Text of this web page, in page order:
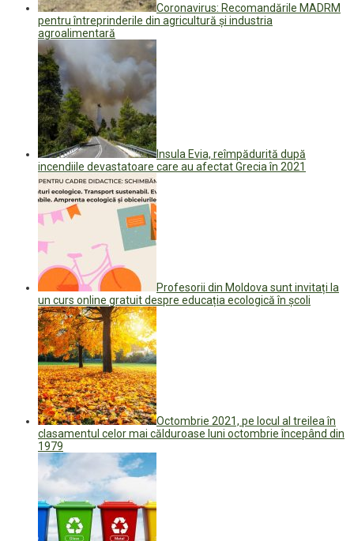
Coronavirus: Recomandările MADRM
pentru întreprinderile din agricultură și industria
agroalimentară
Insula Evia, reîmpădurită după
incendiile devastatoare care au afectat Grecia în 2021
Profesorii din Moldova sunt invitați la
un curs online gratuit despre educația ecologică în școli
Octombrie 2021, pe locul al treilea în
clasamentul celor mai călduroase luni octombrie începând din
1979